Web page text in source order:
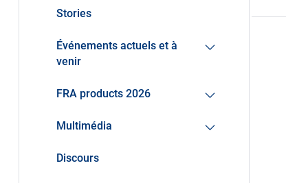
Stories
Événements actuels et à
venir
FRA products 2026
Multimédia
Discours